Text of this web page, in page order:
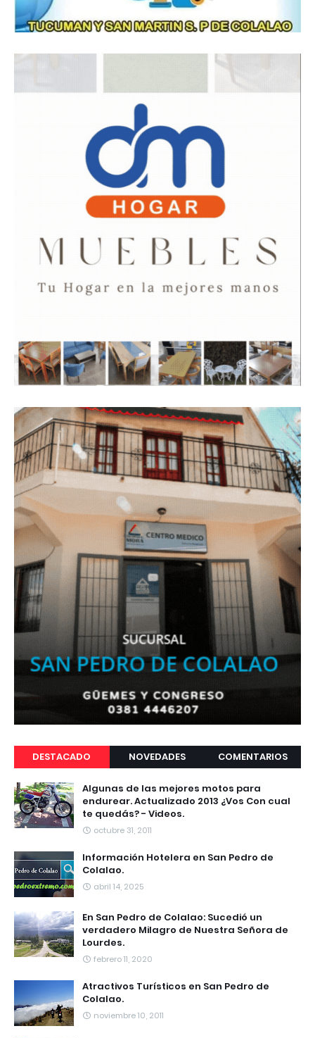
DESTACADO NOVEDADES COMENTARIOS
Algunas de las mejores motos para
endurear. Actualizado 2013 ¿Vos Con cual
te quedás? - Videos.
octubre 31, 2011
Información Hotelera en San Pedro de
Colalao.
abril 14, 2025
En San Pedro de Colalao: Sucedió un
verdadero Milagro de Nuestra Señora de
Lourdes.
febrero 11, 2020
Atractivos Turísticos en San Pedro de
Colalao.
noviembre 10, 2011